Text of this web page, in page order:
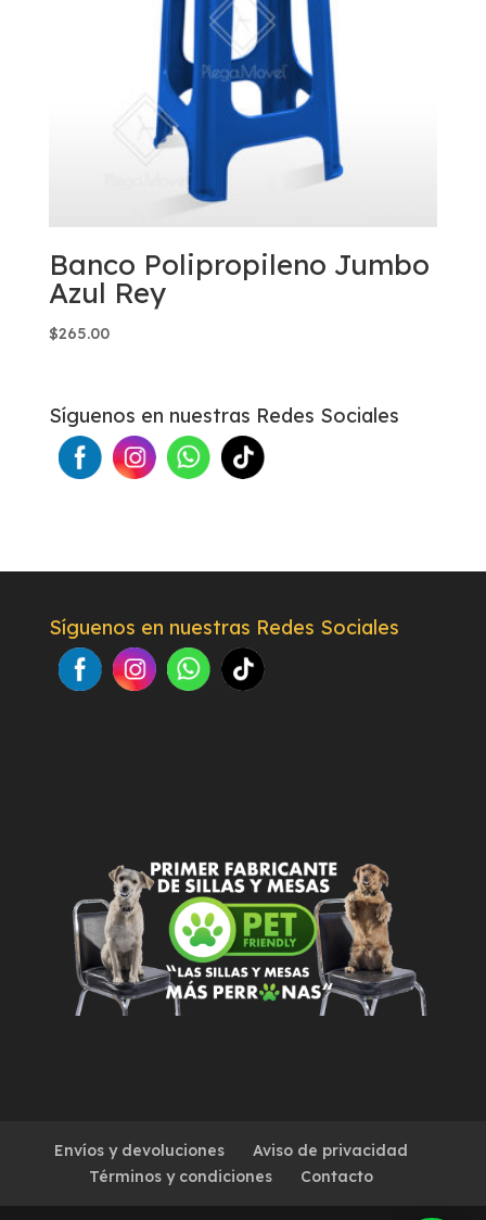
Banco Polipropileno Jumbo
Azul Rey
$265.00
Síguenos en nuestras Redes Sociales
Síguenos en nuestras Redes Sociales
Envíos y devoluciones
Aviso de privacidad
Términos y condiciones
Contacto